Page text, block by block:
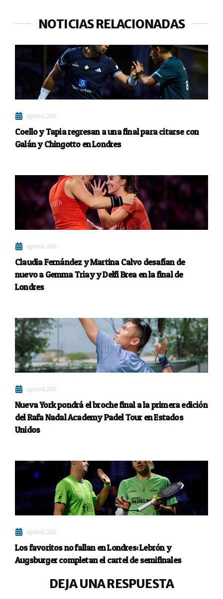
NOTICIAS RELACIONADAS
agosto 8, 2026
Coello y Tapia regresan a una final para citarse con
Galán y Chingotto en Londres
agosto 8, 2026
Claudia Fernández y Martina Calvo desafían de
nuevo a Gemma Triay y Delfi Brea en la final de
Londres
agosto 8, 2026
Nueva York pondrá el broche final a la primera edición
del Rafa Nadal Academy Padel Tour en Estados
Unidos
agosto 8, 2026
Los favoritos no fallan en Londres: Lebrón y
Augsburger completan el cartel de semifinales
DEJA UNA RESPUESTA